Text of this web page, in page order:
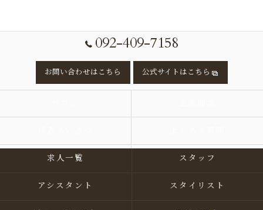
092-409-7158
お問い合わせはこちら 公式サイトはこちら
求人一覧 スタッフ
アシスタント スタイリスト